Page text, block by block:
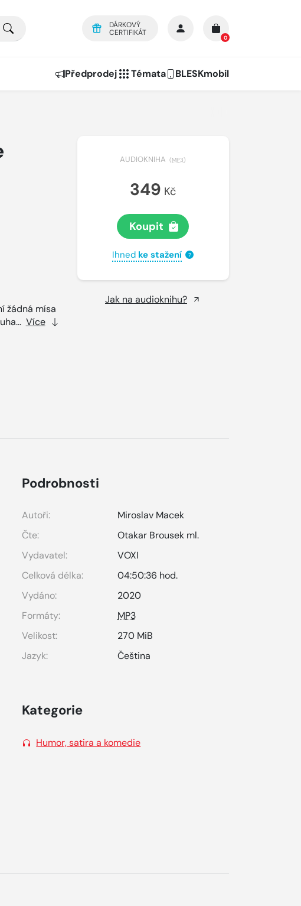
DÁRKOVÝ
CERTIFIKÁT
0
Předprodej Témata BLESKmobil
žádná mísa
Více
AUDIOKNIHA (MP3)
349 Kč
Koupit
Ihned ke stažení ?
Jak na audioknihu?
Podrobnosti
Autoři:
Miroslav Macek
Čte:
Otakar Brousek ml.
Vydavatel:
VOXI
Celková délka:
04:50:36 hod.
Vydáno:
2020
Formáty:
MP3
Velikost:
270 MiB
Jazyk:
Čeština
Kategorie
Humor, satira a komedie